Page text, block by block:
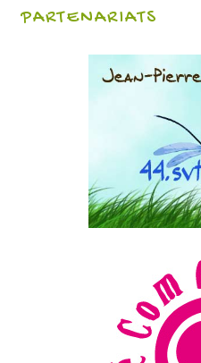
PARTENARIATS